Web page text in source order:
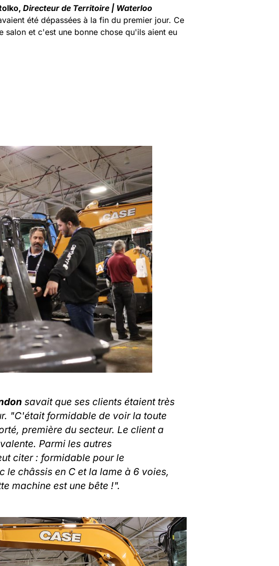
Directeur de Territoire | Waterloo
été dépassées à la fin du premier jour. Ce
et c'est une bonne chose qu'ils aient eu
savait que ses clients étaient très
"C'était formidable de voir la toute
première du secteur. Le client a
Parmi les autres
citer : formidable pour le
le châssis en C et la lame à 6 voies,
machine est une bête !".